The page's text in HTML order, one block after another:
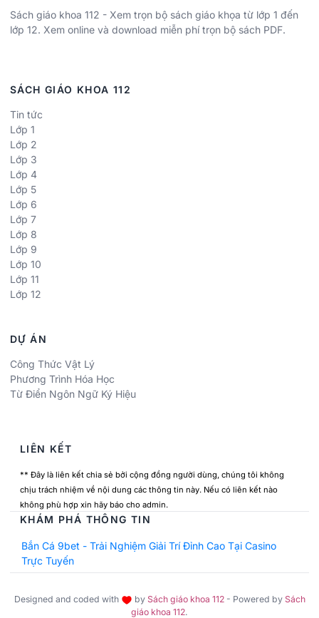
Sách giáo khoa 112 - Xem trọn bộ sách giáo khọa từ lớp 1 đến
lớp 12. Xem online và download miễn phí trọn bộ sách PDF.
SÁCH GIÁO KHOA 112
Tin tức
Lớp 1
Lớp 2
Lớp 3
Lớp 4
Lớp 5
Lớp 6
Lớp 7
Lớp 8
Lớp 9
Lớp 10
Lớp 11
Lớp 12
DỰ ÁN
Công Thức Vật Lý
Phương Trình Hóa Học
Từ Điển Ngôn Ngữ Ký Hiệu
LIÊN KẾT
** Đây là liên kết chia sẻ bởi cộng đồng người dùng, chúng tôi không
chịu trách nhiệm về nội dung các thông tin này. Nếu có liên kết nào
không phù hợp xin hãy báo cho admin.
KHÁM PHÁ THÔNG TIN
Bắn Cá 9bet - Trải Nghiệm Giải Trí Đỉnh Cao Tại Casino
Trực Tuyến
Designed and coded with by Sách giáo khoa 112- Powered by Sách
giáo khoa 112.